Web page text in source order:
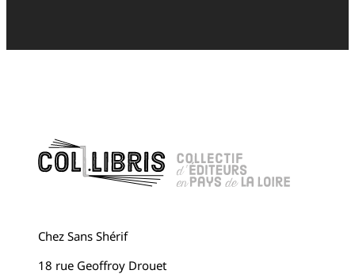
Chez Sans Shérif
18 rue Geoffroy Drouet